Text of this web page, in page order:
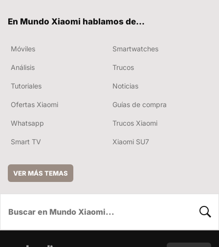
En Mundo Xiaomi hablamos de...
Móviles Smartwatches
Análisis Trucos
Tutoriales Noticias
Ofertas Xiaomi Guías de compra
Whatsapp Trucos Xiaomi
Smart TV Xiaomi SU7
VER MÁS TEMAS